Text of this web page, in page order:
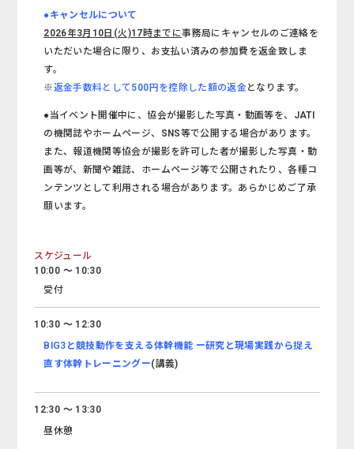
●キャンセルについて
2026年3月10日(火)17時までに事務局にキャンセルのご連絡を
いただいた場合に限り、お支払い済みの参加費を返金致しま
す。
※返金手数料として500円を控除した額の返金 となります。
●当イベント開催中に、協会が撮影した写真・動画等を、JATI
の機関誌やホームページ、SNS等で公開する場合があります。
また、報道機関等協会が撮影を許可した者が撮影した写真・動
画等が、新聞や雑誌、ホームページ等で公開されたり、各種コ
ンテンツとして利用される場合があります。あらかじめご了承
願います。
スケジュール
10:00 ～ 10:30
受付
10:30 ～ 12:30
BIG3と競技動作を支える体幹機能 ー研究と現場実践から捉え
直す体幹トレーニングー(講義)
12:30 ～ 13:30
昼休憩